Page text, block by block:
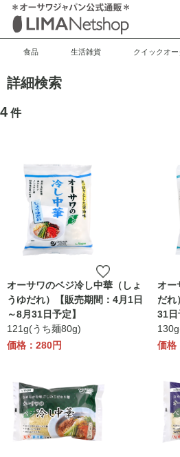
食品 生活雑貨 クイックオー
詳細検索
4 件
オーサワのベジ冷し中華（しょ
うゆだれ）【販売期間：4月1日
～8月31日予定】
121g(うち麺80g)
価格：280円
オー
だれ
31日
価格